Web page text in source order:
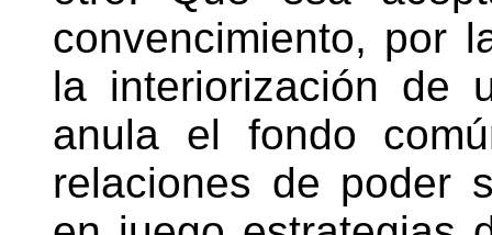
convencimiento, por
la interiorización de
anula el fondo
relaciones de poder